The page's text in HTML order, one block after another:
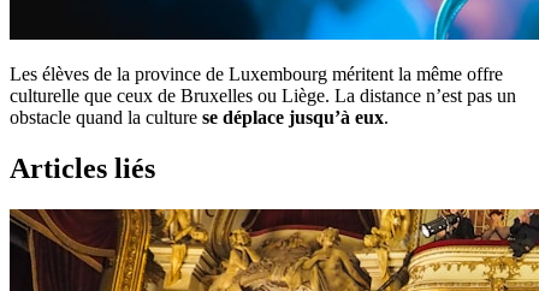
Les élèves de la province de Luxembourg méritent la même offre
culturelle que ceux de Bruxelles ou Liège. La distance n’est pas un
obstacle quand la culture se déplace jusqu’à eux.
Articles liés